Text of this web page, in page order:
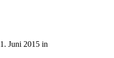
1. Juni 2015 in